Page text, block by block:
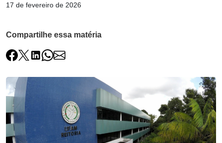
17 de fevereiro de 2026
Compartilhe essa matéria